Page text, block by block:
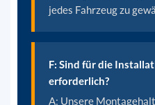
jedes Fahrzeug zu
F: Sind für die
erforderlich?
A: Unsere